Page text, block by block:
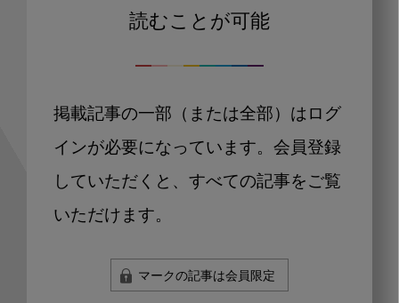
読むことが可能
掲載記事の一部（または全部）はログ
インが必要になっています。会員登録
していただくと、すべての記事をご覧
いただけます。
マークの記事は会員限定